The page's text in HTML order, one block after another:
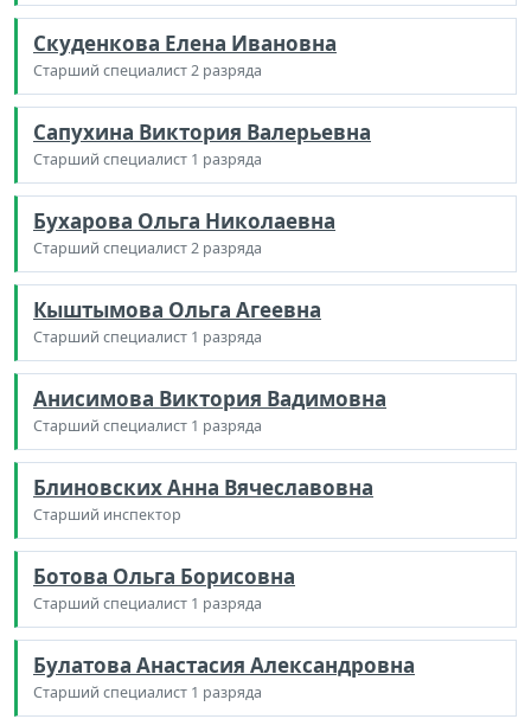
Скуденкова Елена Ивановна
Старший специалист 2 разряда
Сапухина Виктория Валерьевна
Старший специалист 1 разряда
Бухарова Ольга Николаевна
Старший специалист 2 разряда
Кыштымова Ольга Агеевна
Старший специалист 1 разряда
Анисимова Виктория Вадимовна
Старший специалист 1 разряда
Блиновских Анна Вячеславовна
Старший инспектор
Ботова Ольга Борисовна
Старший специалист 1 разряда
Булатова Анастасия Александровна
Старший специалист 1 разряда